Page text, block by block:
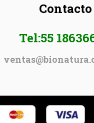
Contacto
Tel:55